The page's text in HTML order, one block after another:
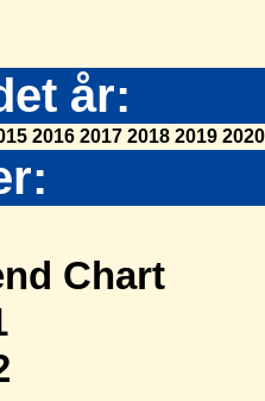
år:
2016 2017 2018 2019 2020
Chart